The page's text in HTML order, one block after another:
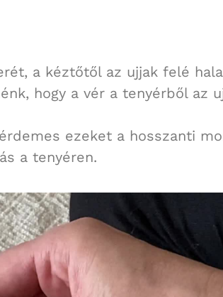
a kéztőtől az ujjak felé
hogy a vér a tenyérből az
ezeket a hosszanti
a tenyéren.